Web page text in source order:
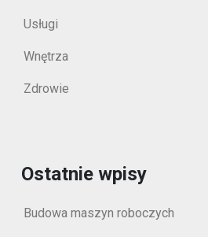
Usługi
Wnętrza
Zdrowie
Ostatnie wpisy
Budowa maszyn roboczych